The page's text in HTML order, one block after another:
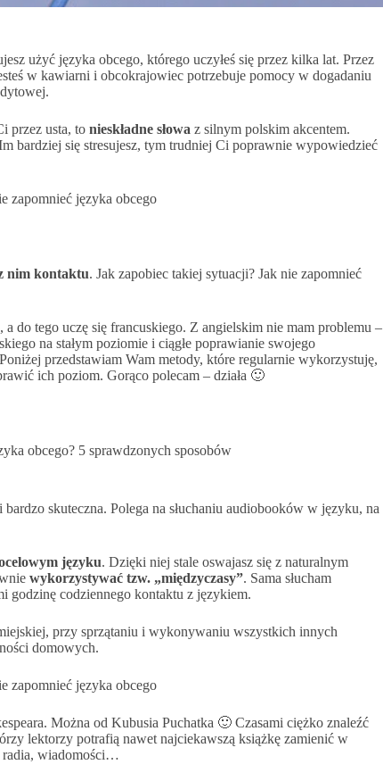
użyć języka obcego, którego uczyłeś się przez kilka lat. Przez
w kawiarni i obcokrajowiec potrzebuje pomocy w dogadaniu
przez usta, to nieskładne słowa z silnym polskim akcentem.
bardziej się stresujesz, tym trudniej Ci poprawnie wypowiedzieć
nim kontaktu. Jak zapobiec takiej sytuacji? Jak nie zapomnieć
do tego uczę się francuskiego. Z angielskim nie mam problemu –
na stałym poziomie i ciągłe poprawianie swojego
przedstawiam Wam metody, które regularnie wykorzystuję,
ich poziom. Gorąco polecam – działa 🙂
obcego? 5 sprawdzonych sposobów
skuteczna. Polega na słuchaniu audiobooków w języku, na
języku. Dzięki niej stale oswajasz się z naturalnym
wykorzystywać tzw. „międzyczasy”. Sama słucham
godzinę codziennego kontaktu z językiem.
przy sprzątaniu i wykonywaniu wszystkich innych
domowych.
Można od Kubusia Puchatka 🙂 Czasami ciężko znaleźć
lektorzy potrafią nawet najciekawszą książkę zamienić w
radia, wiadomości…